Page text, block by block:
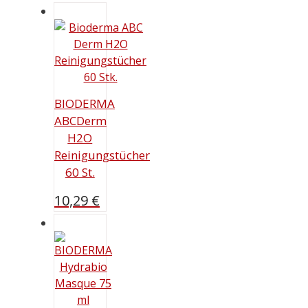
BIODERMA
ABCDerm
H2O
Reinigungstücher
60 St.
10,29 €